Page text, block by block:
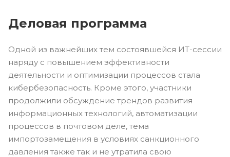
Деловая программа
Одной из важнейших тем состоявшейся ИТ-сессии
наряду с повышением эффективности
деятельности и оптимизации процессов стала
кибербезопасность. Кроме этого, участники
продолжили обсуждение трендов развития
информационных технологий, автоматизации
процессов в почтовом деле, тема
импортозамещения в условиях санкционного
давления также так и не утратила свою